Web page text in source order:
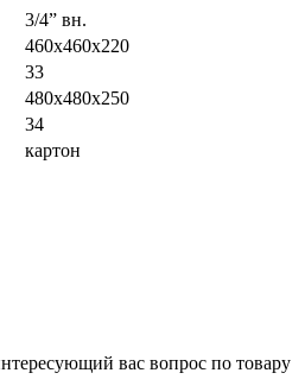
3/4” вн.
460x460x220
33
480x480x250
34
картон
вас вопрос по товару